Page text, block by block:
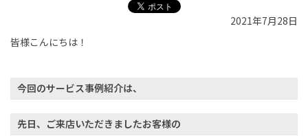
2021年7月28日
皆様こんにちは！
今回のサービス事例紹介は、
先日、ご来店いただきましたお客様の